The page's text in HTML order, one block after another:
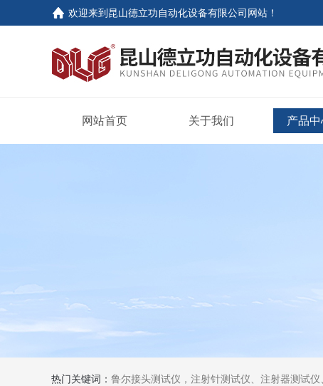
欢迎来到 昆山德立功自动化设备有限公司网站 ！
网站首页 关于我们 产品
热门关键词： 鲁尔接头测试仪，注射针测试仪、注射器测试仪、输液器测试仪、手术刀测试